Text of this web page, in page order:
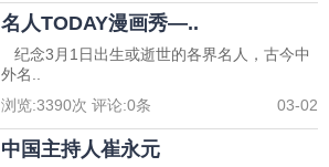
名人TODAY漫画秀—..
纪念3月1日出生或逝世的各界名人，古今中
外名..
浏览:3390次 评论:0条 03-02
中国主持人崔永元